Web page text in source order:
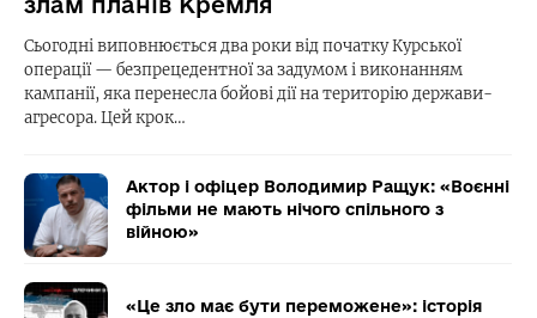
Сьогодні виповнюється два роки від початку Курської
операції — безпрецедентної за задумом і виконанням
кампанії, яка перенесла бойові дії на територію держави-
агресора. Цей крок…
Актор і офіцер Володимир Ращук: «Воєнні
фільми не мають нічого спільного з
війною»
«Це зло має бути переможене»: історія